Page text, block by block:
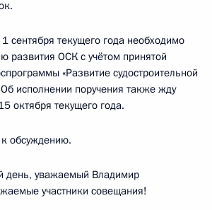
сентября текущего года необходимо
развития ОСК с учётом принятой
«Развитие судостроительной
исполнении поручения также жду
октября текущего года.
обсуждению.
день, уважаемый Владимир
участники совещания!